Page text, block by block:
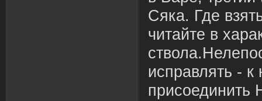
Сяка. Где
читайте в
исправлять -
присоединить